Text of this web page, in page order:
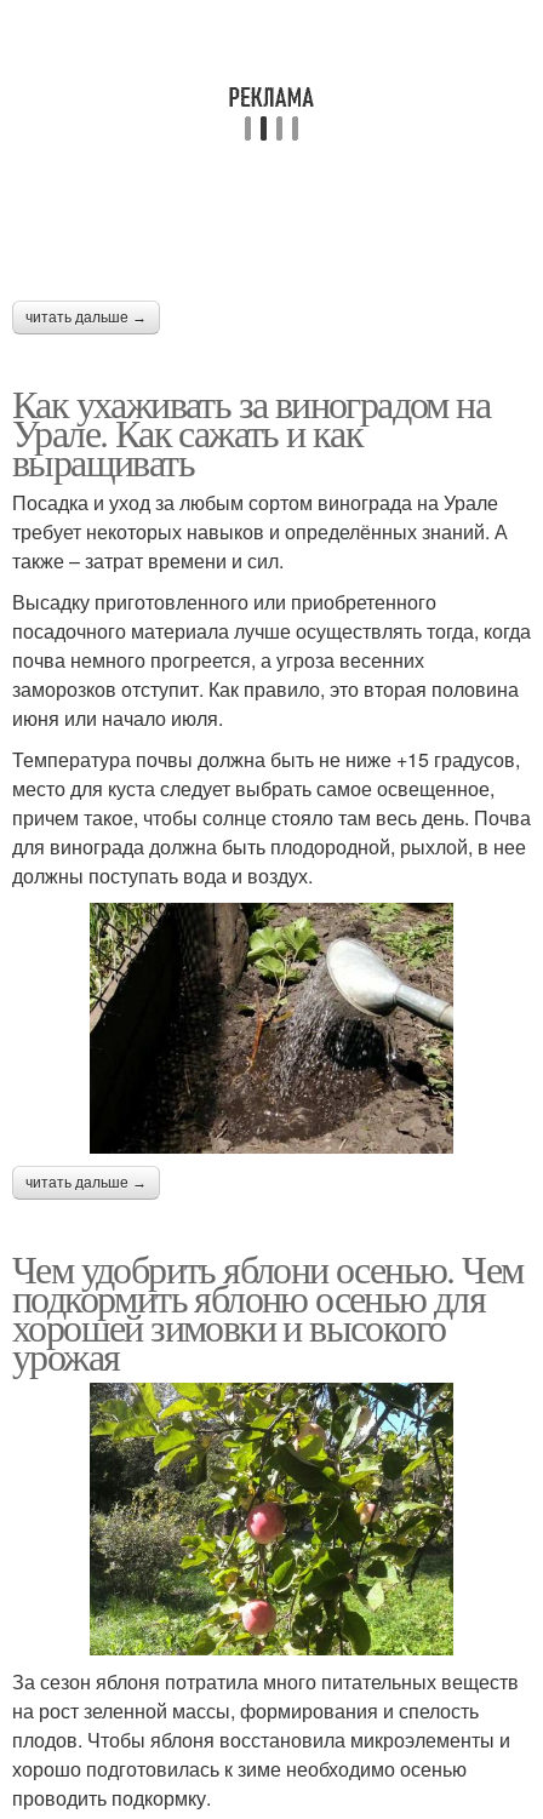
читать дальше →
Как ухаживать за виноградом на
Урале. Как сажать и как
выращивать
Посадка и уход за любым сортом винограда на Урале
требует некоторых навыков и определённых знаний. А
также – затрат времени и сил.
Высадку приготовленного или приобретенного
посадочного материала лучше осуществлять тогда, когда
почва немного прогреется, а угроза весенних
заморозков отступит. Как правило, это вторая половина
июня или начало июля.
Температура почвы должна быть не ниже +15 градусов,
место для куста следует выбрать самое освещенное,
причем такое, чтобы солнце стояло там весь день. Почва
для винограда должна быть плодородной, рыхлой, в нее
должны поступать вода и воздух.
читать дальше →
Чем удобрить яблони осенью. Чем
подкормить яблоню осенью для
хорошей зимовки и высокого
урожая
За сезон яблоня потратила много питательных веществ
на рост зеленной массы, формирования и спелость
плодов. Чтобы яблоня восстановила микроэлементы и
хорошо подготовилась к зиме необходимо осенью
проводить подкормку.